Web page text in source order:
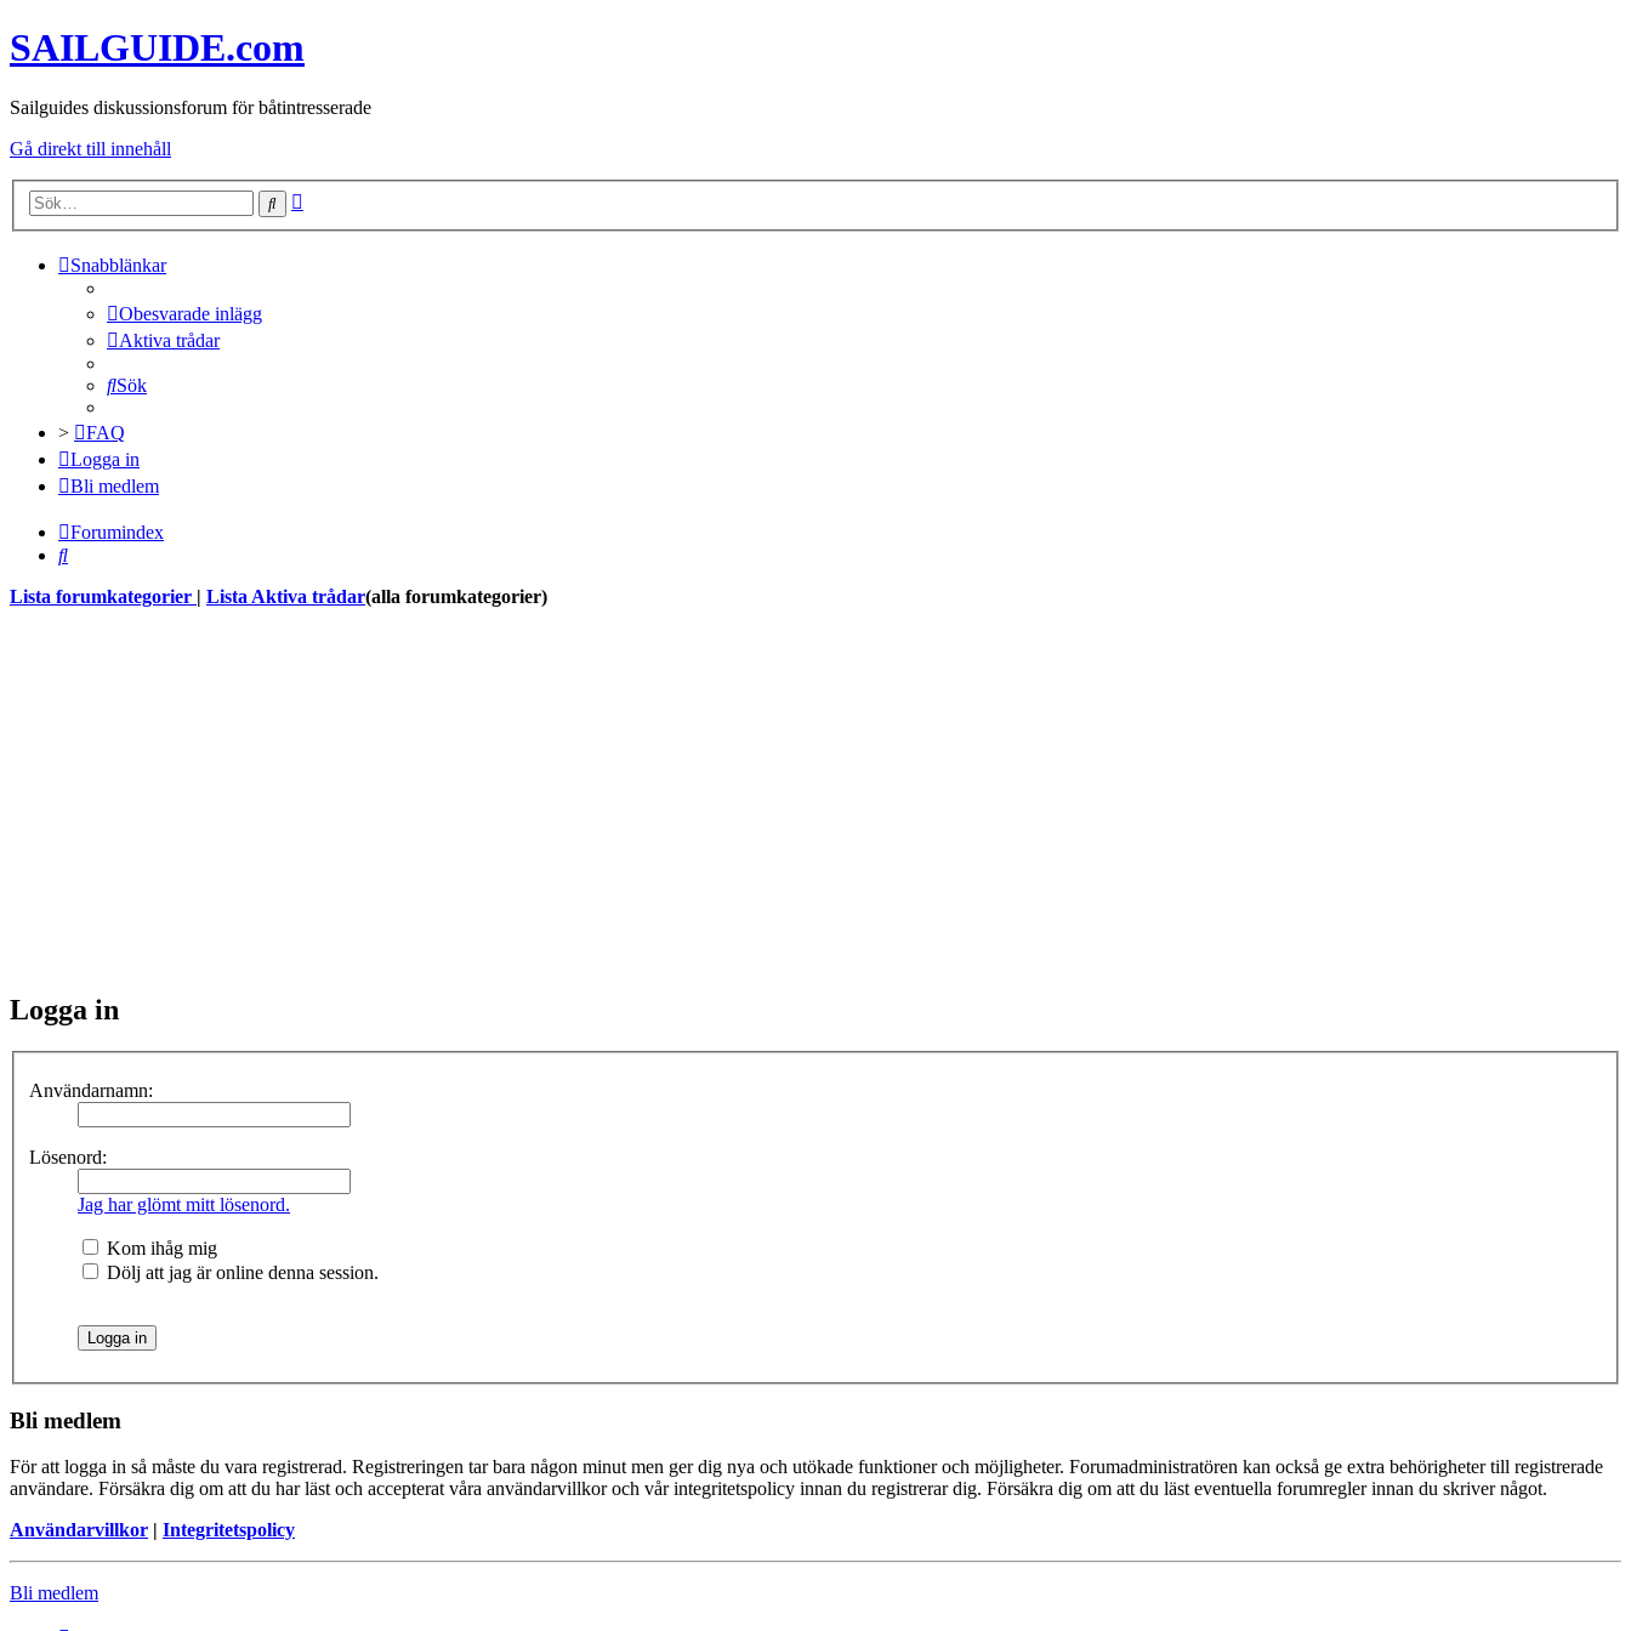
SAILGUIDE.com
Sailguides diskussionsforum för båtintresserade
Gå direkt till innehåll
Sök
Snabblänkar
Obesvarade inlägg
Aktiva trådar
Sök
>
FAQ
Logga in
Bli medlem
Forumindex
Sök
Lista forumkategorier Lista Aktiva trådar(alla forumkategorier)
Logga in
Användarnamn:
Lösenord:
Jag har glömt mitt lösenord.
Kom ihåg mig
Dölj att jag är online denna session.
Bli medlem
För att logga in så måste du vara registrerad. Registreringen tar bara någon minut men ger dig nya och utökade funktioner och möjligheter. Forumadministratören kan också ge extra behörigheter till registrerade
användare. Försäkra dig om att du har läst och accepterat våra användarvillkor och vår integritetspolicy innan du registrerar dig. Försäkra dig om att du läst eventuella forumregler innan du skriver något.
Användarvillkor | Integritetspolicy
Bli medlem